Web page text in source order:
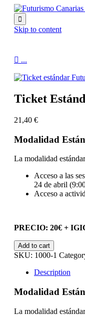

Skip to content
 ...
Ticket
21,40 €
Modalidad
La modalidad
Acceso a las
24 de abril
Acceso a
PRECIO: 20€ +
Ticket
Estándar
Add to cart
SKU: 1000-1
Description
Modalidad
La modalidad